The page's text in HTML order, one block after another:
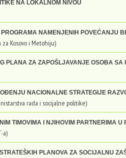
NA LOKALNOM NIVOU
NAMENJENIH POVEĆANJU
za Kosovo i Metohiju)
PLANA ZA ZAPOŠLJAVANJE OSOBA SA
NACIONALNE STRATEGIJE
rada i socijalne politike)
TIMOVIMA I NJIHOVIM PARTNERIMA
a)
PLANOVA ZA SOCIJALNU